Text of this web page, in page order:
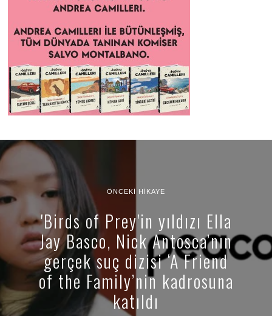
ÖNCEKI HIKAYE
'Birds of Prey'in yıldızı Ella
Jay Basco, Nick Antosca’nın
gerçek suç dizisi ‘A Friend
of the Family’nin kadrosuna
katıldı